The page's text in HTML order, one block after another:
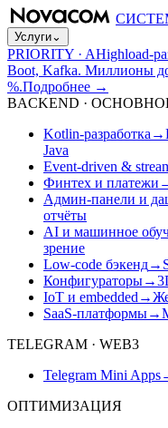
Услуги⌄
PRIORITY · AHighload-
Boot, Kafka. Миллионы
%.Подробнее →
BACKEND ·
Kotlin-разработка →
Java
Event-driven &
Финтех и платежи
Админ-панели и
отчёты
AI и машинное
зрение
Low-code бэкенд→
Конфигураторы→
IoT и embedded →
SaaS-платформы→
TELEGRAM · WEB3
Telegram Mini Apps
ОПТИМИЗАЦИЯ